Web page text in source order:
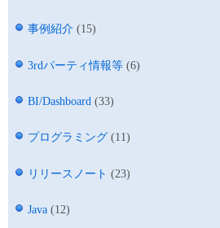
事例紹介 (15)
3rdパーティ情報等 (6)
BI/Dashboard (33)
プログラミング (11)
リリースノート (23)
Java (12)